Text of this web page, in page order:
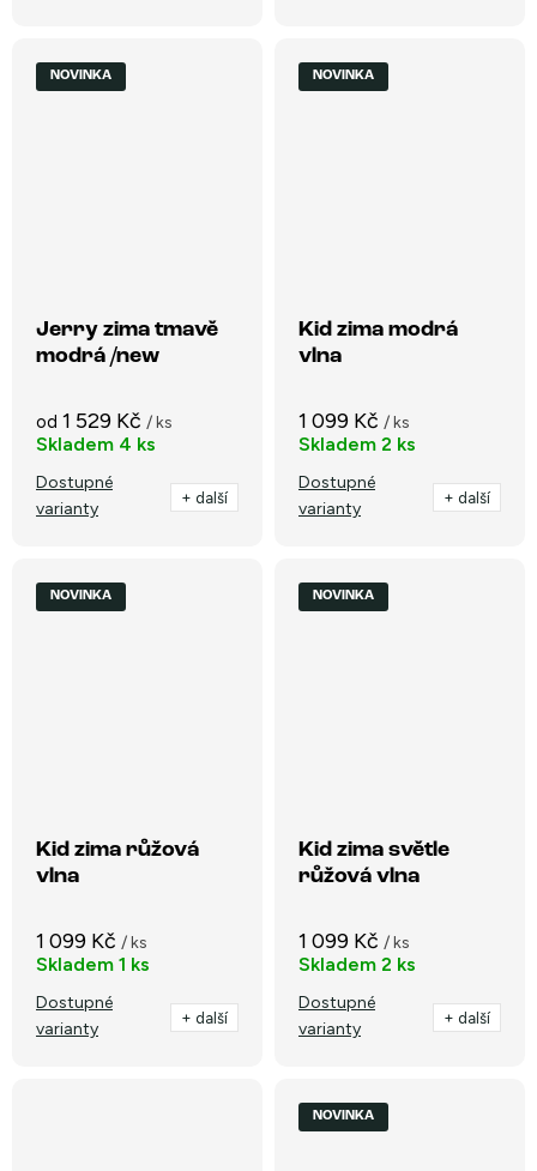
NOVINKA
Jerry zima tmavě
modrá /new
od 1 529 Kč / ks
Skladem 4 ks
Dostupné
varianty
+ další
NOVINKA
Kid zima modrá
vlna
1 099 Kč / ks
Skladem 2 ks
Dostupné
varianty
+ další
NOVINKA
Kid zima růžová
vlna
1 099 Kč / ks
Skladem 1 ks
Dostupné
varianty
+ další
NOVINKA
Kid zima světle
růžová vlna
1 099 Kč / ks
Skladem 2 ks
Dostupné
varianty
+ další
NOVINKA